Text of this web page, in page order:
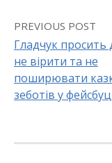
P
o
PREVIOUS POST
Гладчук просить
не вірити та не
поширювати
зеботів у